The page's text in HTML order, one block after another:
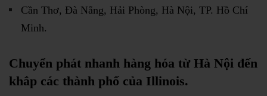
Cần Thơ, Đà Nẵng, Hải Phòng, Hà Nội, TP. Hồ Chí
Minh.
Chuyển phát nhanh hàng hóa từ Hà Nội đến
khắp các thành phố của Illinois.